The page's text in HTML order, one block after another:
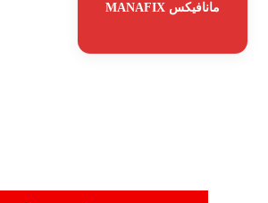
مانافیکس MANAFIX